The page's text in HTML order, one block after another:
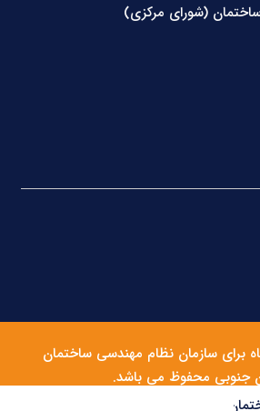
(شورای مرکزی)
برای سازمان نظام مهندسی ساختمان
جنوبی محفوظ می باشد.